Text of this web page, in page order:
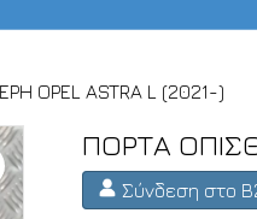
OPEL ASTRA L (2021-)
ΠΟΡΤΑ
Σύνδεση στο